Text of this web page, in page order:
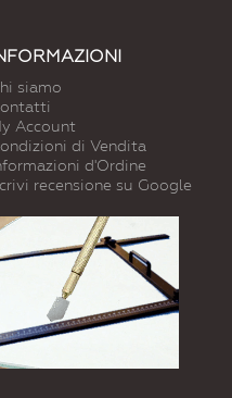
siamo
Account
di Vendita
d'Ordine
recensione su Google